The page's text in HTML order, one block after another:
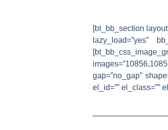
[bt_bb_section
lazy_load=”yes”
gap=”no_gap”
el_id=”” el_class=””